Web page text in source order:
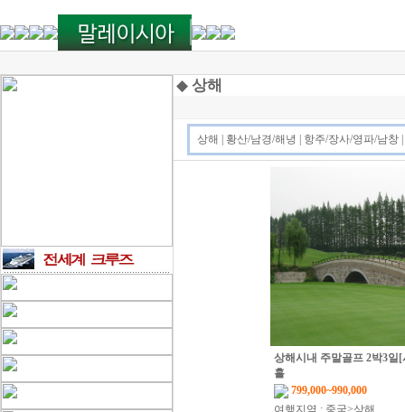
◆ 상해
상해 황산/남경/해녕 항주/장사/영파/남창
상해시내 주말골프 2박3일
홀
799,000~990,000
여행지역 : 중국>상해